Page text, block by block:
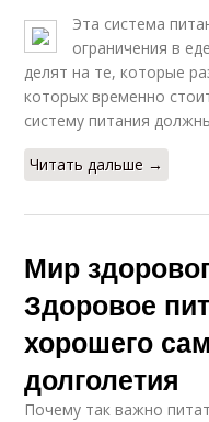
Эта система
ограничения в
делят на те, которые
которых временно
систему питания
Читать дальше →
Мир
Здоровое
хорошего
долголетия
Почему так важно